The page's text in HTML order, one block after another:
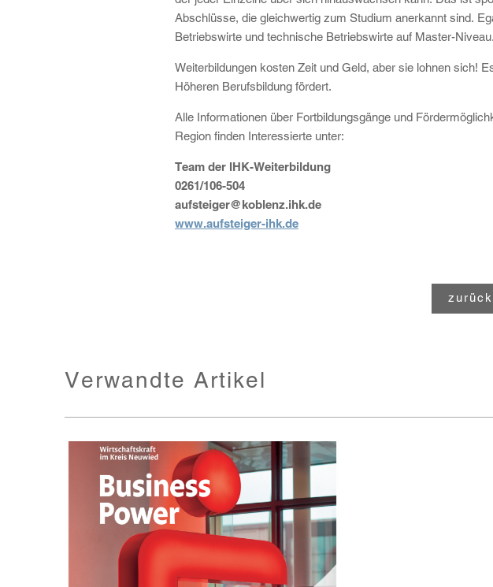
Abschlüsse, die gleichwertig zum Studium anerkannt sind.
Betriebswirte und technische Betriebswirte auf Master-Niveau.
Weiterbildungen kosten Zeit und Geld, aber sie lohnen sich!
Höheren Berufsbildung fördert.
Alle Informationen über Fortbildungsgänge und
Region finden Interessierte unter:
Team der IHK-Weiterbildung
0261/106-504
aufsteiger@koblenz.ihk.de
www.aufsteiger-ihk.de
Verwandte Artikel